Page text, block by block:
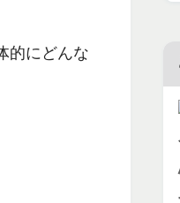
的にどんな